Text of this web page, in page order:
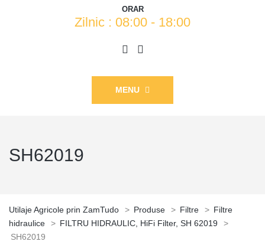
ORAR
Zilnic : 08:00 - 18:00
MENU
SH62019
Utilaje Agricole prin ZamTudo > Produse > Filtre > Filtre
hidraulice
> FILTRU HIDRAULIC, HiFi Filter, SH 62019
>
SH62019